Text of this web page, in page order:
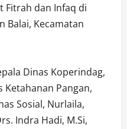
Fitrah dan Infaq di
Balai, Kecamatan
Dinas Koperindag,
Ketahanan Pangan,
Sosial, Nurlaila,
Indra Hadi, M.Si,